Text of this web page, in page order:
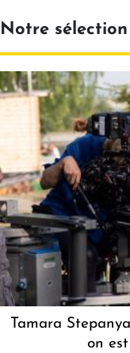
Notre sélection
Tamara
on